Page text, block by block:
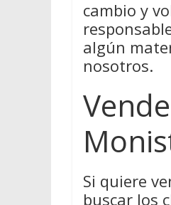
cambio y
algún
nosotros.
Si quiere
buscar los